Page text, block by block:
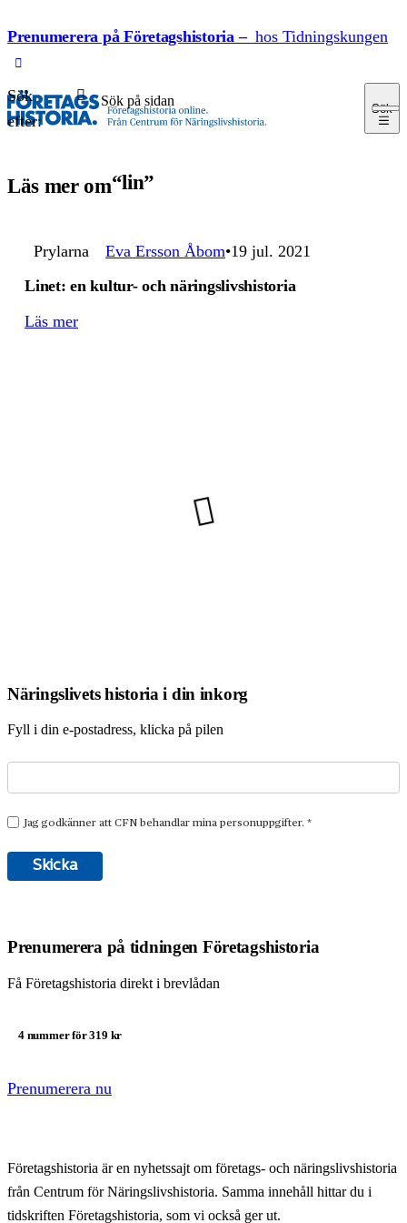
Prenumerera på Företagshistoria – hos Tidningskungen
Sök
efter:
Sök
Läs mer om lin
Prylarna Eva Ersson Åbom 19 jul. 2021
Linet: en kultur- och näringslivshistoria
Läs mer
Näringslivets historia i din inkorg
Fyll i din e-postadress, klicka på pilen
Prenumerera på tidningen Företagshistoria
Få Företagshistoria direkt i brevlådan
4 nummer för 319 kr
Prenumerera nu
Företagshistoria är en nyhetssajt om företags- och näringslivshistoria
från Centrum för Näringslivshistoria. Samma innehåll hittar du i
tidskriften Företagshistoria, som vi också ger ut.